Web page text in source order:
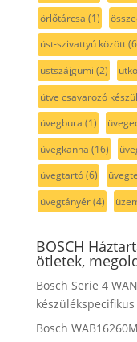
örlőtárcsa (1)
üst-szivattyú között
üstszájgumi (2)
ütve csavarozó
üvegbura (1)
üvegkanna (16)
üvegtartó(6)
üvegtányér(4)
BOSCH
ötletek,
Bosch Serie 4
Bosch